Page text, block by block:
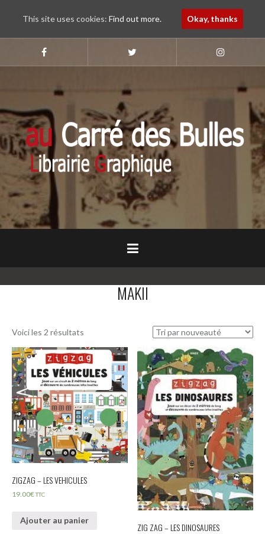
nous
nous
nous
Instagram
MAKII
Voici les 2 résultats
ZIGZAG – LES VEHICULES
19.00€TTC
Ajouter au panier
ZIG ZAG – LES DINOSAURES
This site uses cookies: Find out more. Okay, thanks